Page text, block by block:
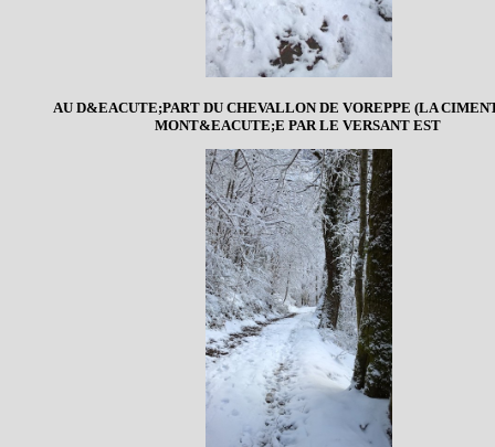
AU D&EACUTE;PART DU CHEVALLON DE VOREPPE (LA
MONT&EACUTE;E PAR LE VERSANT EST